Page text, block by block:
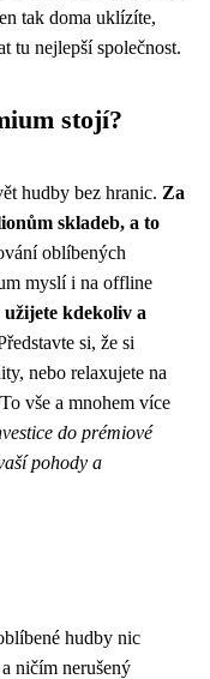
tak doma uklízíte,
tu nejlepší společnost.
stojí?
hudby bez hranic. Za
skladeb, a to
oblíbených
myslí i na offline
kdekoliv a
si, že si
nebo relaxujete na
vše a mnohem více
do prémiové
pohody a
hudby nic
ničím nerušený